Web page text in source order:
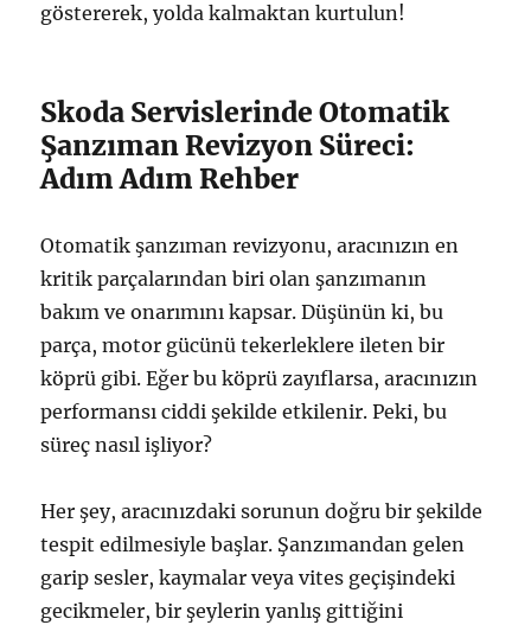
göstererek, yolda kalmaktan kurtulun!
Skoda Servislerinde Otomatik
Şanzıman Revizyon Süreci:
Adım Adım Rehber
Otomatik şanzıman revizyonu, aracınızın en
kritik parçalarından biri olan şanzımanın
bakım ve onarımını kapsar. Düşünün ki, bu
parça, motor gücünü tekerleklere ileten bir
köprü gibi. Eğer bu köprü zayıflarsa, aracınızın
performansı ciddi şekilde etkilenir. Peki, bu
süreç nasıl işliyor?
Her şey, aracınızdaki sorunun doğru bir şekilde
tespit edilmesiyle başlar. Şanzımandan gelen
garip sesler, kaymalar veya vites geçişindeki
gecikmeler, bir şeylerin yanlış gittiğini